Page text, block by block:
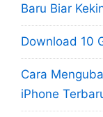
Baru Biar
Download 10
Cara
iPhone